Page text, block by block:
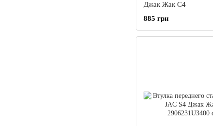
Джак Жак С4
885 грн